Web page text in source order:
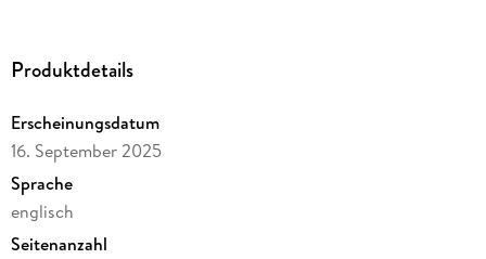
Produktdetails
Erscheinungsdatum
16. September 2025
Sprache
englisch
Seitenanzahl